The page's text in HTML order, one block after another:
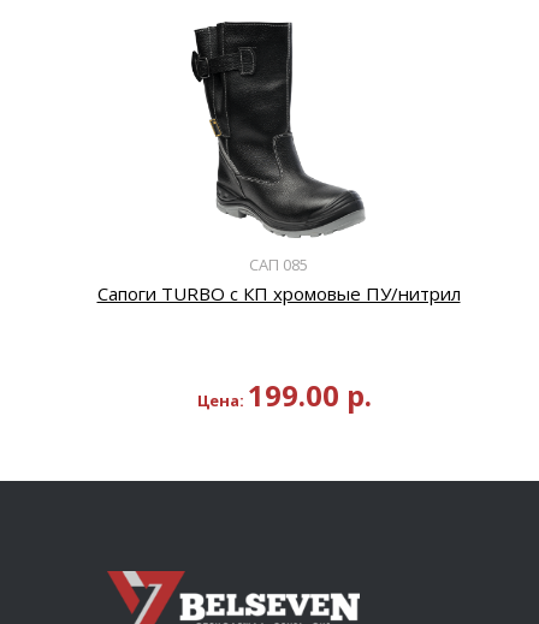
САП 085
Сапоги TURBO с КП хромовые ПУ/нитрил
Цена: 199.00 р.